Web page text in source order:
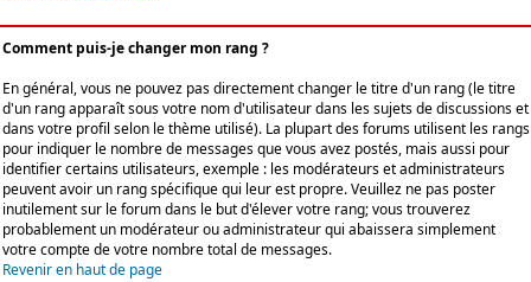
Comment puis-je changer mon rang ?
En général, vous ne pouvez pas directement changer le titre d'un rang (le titre
d'un rang apparaît sous votre nom d'utilisateur dans les sujets de discussions et
dans votre profil selon le thème utilisé). La plupart des forums utilisent les rangs
pour indiquer le nombre de messages que vous avez postés, mais aussi pour
identifier certains utilisateurs, exemple : les modérateurs et administrateurs
peuvent avoir un rang spécifique qui leur est propre. Veuillez ne pas poster
inutilement sur le forum dans le but d'élever votre rang; vous trouverez
probablement un modérateur ou administrateur qui abaissera simplement
votre compte de votre nombre total de messages.
Revenir en haut de page